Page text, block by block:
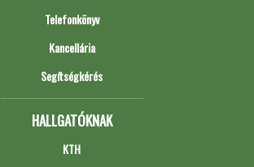
Telefonkönyv
Kancellária
Segítségkérés
HALLGATÓKNAK
KTH